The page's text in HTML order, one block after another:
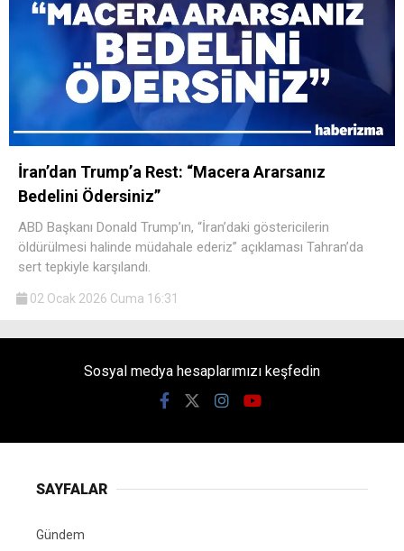
İran’dan Trump’a Rest: “Macera Ararsanız
Bedelini Ödersiniz”
ABD Başkanı Donald Trump’ın, “İran’daki göstericilerin
öldürülmesi halinde müdahale ederiz” açıklaması Tahran’da
sert tepkiyle karşılandı.
02 Ocak 2026 Cuma 16:31
Sosyal medya hesaplarımızı keşfedin
SAYFALAR
Gündem